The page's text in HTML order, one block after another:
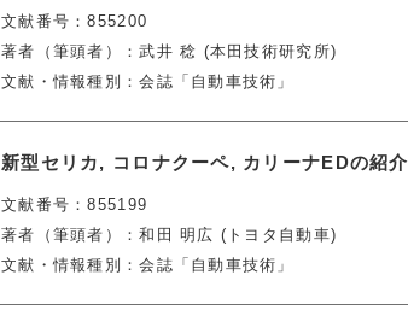
文献番号
855200
著者（筆頭者）
武井 稔 (本田技術研究所)
文献・情報種別
会誌「自動車技術」
新型セリカ, コロナクーペ, カリーナEDの紹介
文献番号
855199
著者（筆頭者）
和田 明広 (トヨタ自動車)
文献・情報種別
会誌「自動車技術」